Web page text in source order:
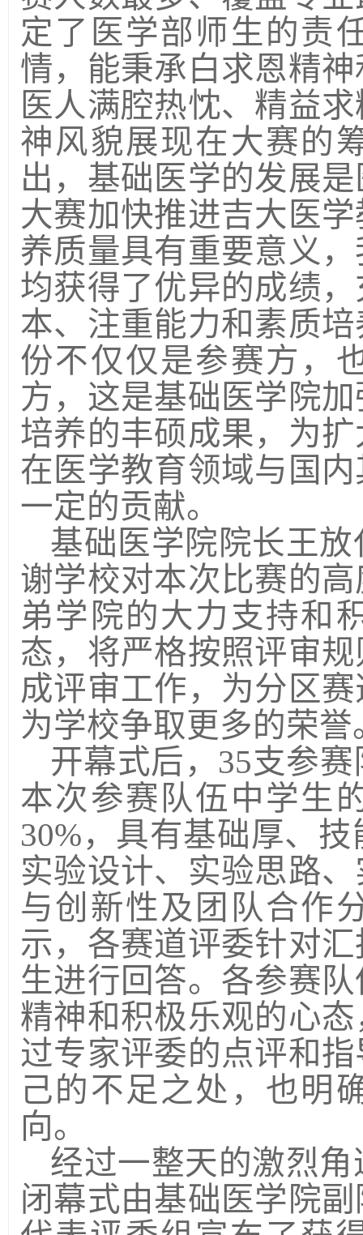
定了医学部师生的责
情，能秉承白求恩精
医人满腔热忱、精益
神风貌展现在大赛的
出，基础医学的发展
大赛加快推进吉大医
养质量具有重要意义
均获得了优异的成绩
本、注重能力和素质
份不仅仅是参赛方，
方，这是基础医学院
培养的丰硕成果，为
在医学教育领域与国
一定的贡献。
基础医学院院长王
谢学校对本次比赛的
弟学院的大力支持和
态，将严格按照评审
成评审工作，为分区
为学校争取更多的荣誉
开幕式后，35支参
本次参赛队伍中学生
30%，具有基础厚、
实验设计、实验思路
与创新性及团队合作
示，各赛道评委针对
生进行回答。各参赛
精神和积极乐观的心
过专家评委的点评和
己的不足之处，也明
向。
经过一整天的激烈
闭幕式由基础医学院